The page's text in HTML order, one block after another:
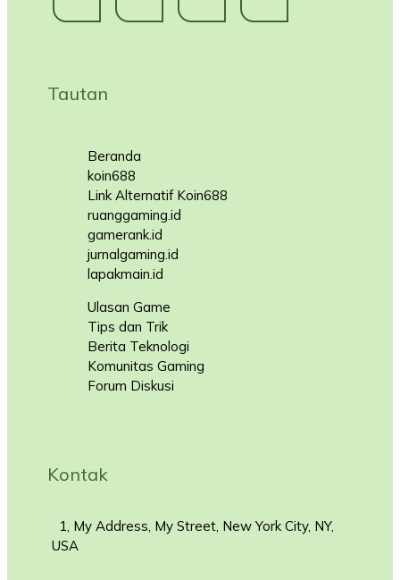
Tautan
Beranda
koin688
Link Alternatif Koin688
ruanggaming.id
gamerank.id
jurnalgaming.id
lapakmain.id
Ulasan Game
Tips dan Trik
Berita Teknologi
Komunitas Gaming
Forum Diskusi
Kontak
1, My Address, My Street, New York City, NY,
USA